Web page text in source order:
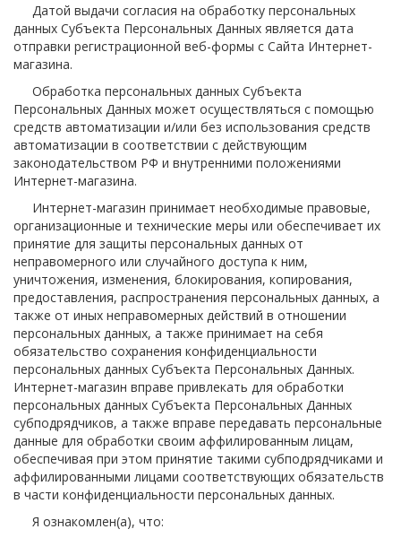
Датой выдачи согласия на обработку персональных
данных Субъекта Персональных Данных является дата
отправки регистрационной веб-формы с Сайта Интернет-
магазина.
Обработка персональных данных Субъекта
Персональных Данных может осуществляться с помощью
средств автоматизации и/или без использования средств
автоматизации в соответствии с действующим
законодательством РФ и внутренними положениями
Интернет-магазина.
Интернет-магазин принимает необходимые правовые,
организационные и технические меры или обеспечивает их
принятие для защиты персональных данных от
неправомерного или случайного доступа к ним,
уничтожения, изменения, блокирования, копирования,
предоставления, распространения персональных данных, а
также от иных неправомерных действий в отношении
персональных данных, а также принимает на себя
обязательство сохранения конфиденциальности
персональных данных Субъекта Персональных Данных.
Интернет-магазин вправе привлекать для обработки
персональных данных Субъекта Персональных Данных
субподрядчиков, а также вправе передавать персональные
данные для обработки своим аффилированным лицам,
обеспечивая при этом принятие такими субподрядчиками и
аффилированными лицами соответствующих обязательств
в части конфиденциальности персональных данных.
Я ознакомлен(а), что: